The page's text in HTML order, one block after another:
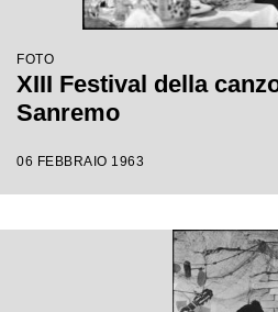
FOTO
XIII Festival della
Sanremo
06 FEBBRAIO 1963